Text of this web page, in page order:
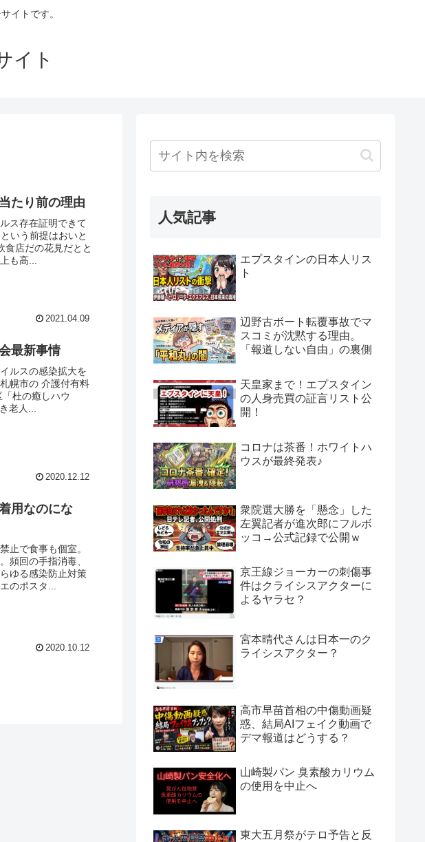
イトです。
イト
たり前の理由
ス存在証明できて
いう前提はおいと
食店だの花見だとと
も高...
2021.04.09
最新事情
ルスの感染拡大を
幌市の 介護付有料
杜の癒しハウ
老人...
2020.12.12
用なのにな
止で食事も個室。
頻回の手指消毒、
ゆる感染防止対策
のポスタ...
2020.10.12
人気記事
エプスタインの日本人リス
ト
辺野古ボート転覆事故でマ
スコミが沈黙する理由。
「報道しない自由」の裏側
天皇家まで！エプスタイン
の人身売買の証言リスト公
開！
コロナは茶番！ホワイトハ
ウスが最終発表♪
衆院選大勝を「懸念」した
左翼記者が進次郎にフルボ
ッコ→公式記録で公開ｗ
京王線ジョーカーの刺傷事
件はクライシスアクターに
よるヤラセ？
宮本晴代さんは日本一のク
ライシスアクター？
高市早苗首相の中傷動画疑
惑、結局AIフェイク動画で
デマ報道はどうする？
山崎製パン 臭素酸カリウム
の使用を中止へ
東大五月祭がテロ予告と反